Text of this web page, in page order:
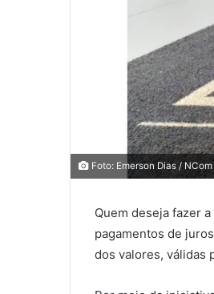
Foto: Emerson Dias / NCom
Quem deseja fazer
pagamentos de
dos valores, válidas
COMPARTILHAMENTOS